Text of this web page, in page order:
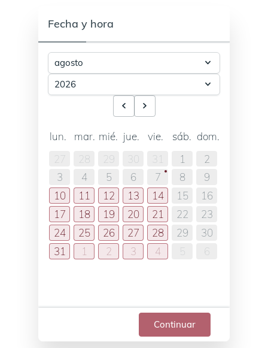
Fecha y hora
lun. mar. mié. jue. vie. sáb. dom.
27
28 29 30 31 1
2
3
4 5 6 7 8
9
10
11 12 13 14 15
16
17
18 19 20 21 22
23
24
25 26 27 28 29
30
31
1 2 3 4 5 6
Continuar